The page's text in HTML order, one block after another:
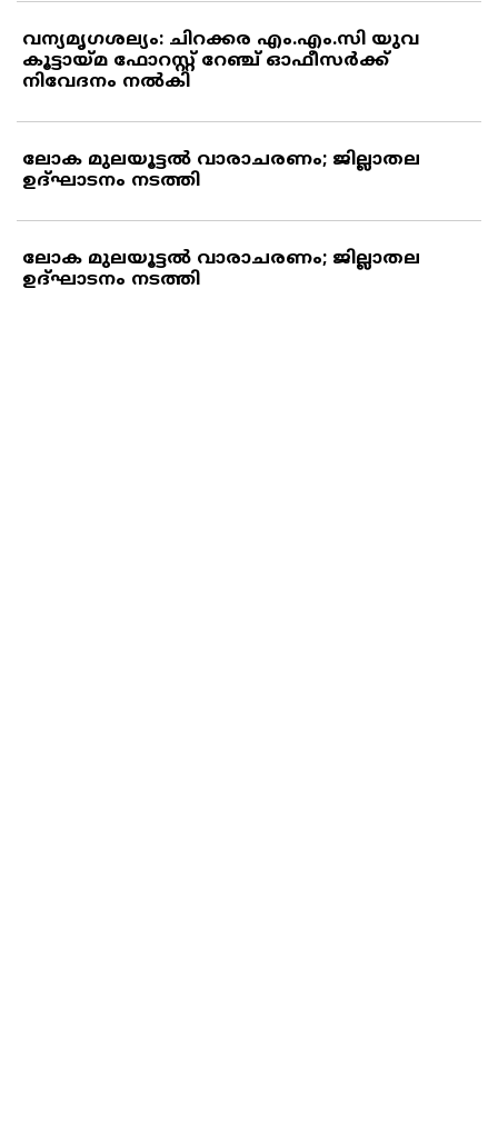
വന്യമൃഗശല്യം: ചിറക്കര എം.എം.സി യുവ
കൂട്ടായ്മ ഫോറസ്റ്റ് റേഞ്ച് ഓഫീസര്‍ക്ക്
നിവേദനം നല്‍കി
ലോക മുലയൂട്ടല്‍ വാരാചരണം; ജില്ലാതല
ഉദ്ഘാടനം നടത്തി
ലോക മുലയൂട്ടല്‍ വാരാചരണം; ജില്ലാതല
ഉദ്ഘാടനം നടത്തി